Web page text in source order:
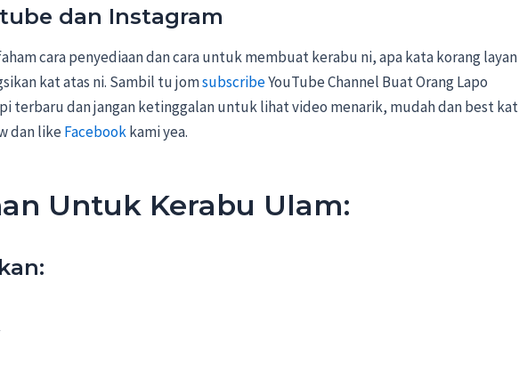
dan Instagram
cara penyediaan dan cara untuk membuat kerabu ni, apa kata korang layan
kat atas ni. Sambil tu jomsubscribeYouTube Channel Buat Orang Lapo
terbaru dan jangan ketinggalan untuk lihat video menarik, mudah dan best kat
dan likeFacebookkami yea.
Untuk Kerabu Ulam: